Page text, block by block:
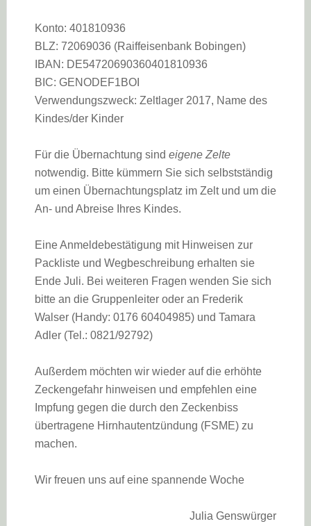
Konto: 401810936
BLZ: 72069036 (Raiffeisenbank Bobingen)
IBAN: DE54720690360401810936
BIC: GENODEF1BOI
Verwendungszweck: Zeltlager 2017, Name des
Kindes/der Kinder
Für die Übernachtung sind eigene Zelte
notwendig. Bitte kümmern Sie sich selbstständig
um einen Übernachtungsplatz im Zelt und um die
An- und Abreise Ihres Kindes.
Eine Anmeldebestätigung mit Hinweisen zur
Packliste und Wegbeschreibung erhalten sie
Ende Juli. Bei weiteren Fragen wenden Sie sich
bitte an die Gruppenleiter oder an Frederik
Walser (Handy: 0176 60404985) und Tamara
Adler (Tel.: 0821/92792)
Außerdem möchten wir wieder auf die erhöhte
Zeckengefahr hinweisen und empfehlen eine
Impfung gegen die durch den Zeckenbiss
übertragene Hirnhautentzündung (FSME) zu
machen.
Wir freuen uns auf eine spannende Woche
Julia Genswürger